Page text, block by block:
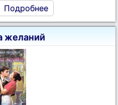
Подробнее
желаний